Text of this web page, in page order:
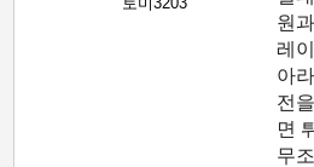
원
레
아
전
면
무